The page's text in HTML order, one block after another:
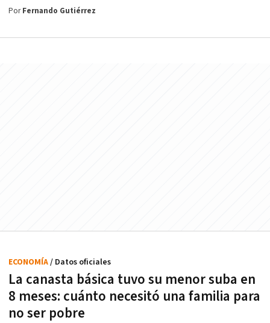
PorFernando Gutiérrez
La canasta básica tuvo su menor suba en
8 meses: cuánto necesitó una familia para
no ser pobre
ECONOMÍA/ Datos oficiales